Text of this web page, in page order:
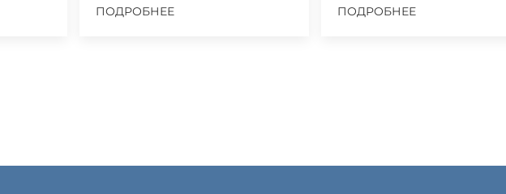
ПОДРОБНЕЕ ПОДРОБНЕЕ